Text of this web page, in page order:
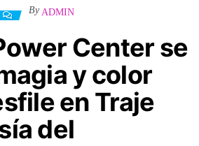
By ADMIN
Center se
y color
en Traje
del